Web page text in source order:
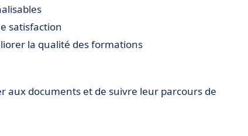
satisfaction
la qualité des formations
aux documents et de suivre leur parcours de